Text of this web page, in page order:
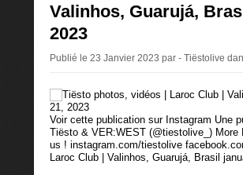
Valinhos, Guarujá,
2023
Publié le 23 Janvier 2023 par - Tiëstolive
Voir cette publication sur Instagram Une
Tiësto & VER:WEST (@tiestolive_)
us ! instagram.com/tiestolive
Laroc Club | Valinhos, Guarujá, Brasil